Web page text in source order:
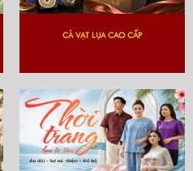
CÀ VẠT LỤA CAO CẤP